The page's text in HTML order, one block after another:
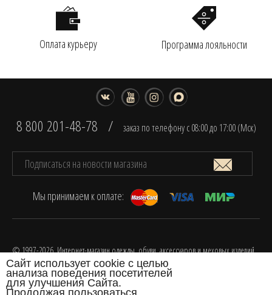
Оплата курьеру Программа лояльности
8 800 201-48-78 / заказ по телефону с 08:00 до 17:00 (Мск)
Мы принимаем к оплате:
© 1997-2026. Интернет-магазин одежды, обуви, аксессуаров и меховых изделий
FOX.
Разработка интернет-магазина одежды
Сайт использует cookie с целью
анализа поведения посетителей
для улучшения Сайта.
Продолжая пользоваться